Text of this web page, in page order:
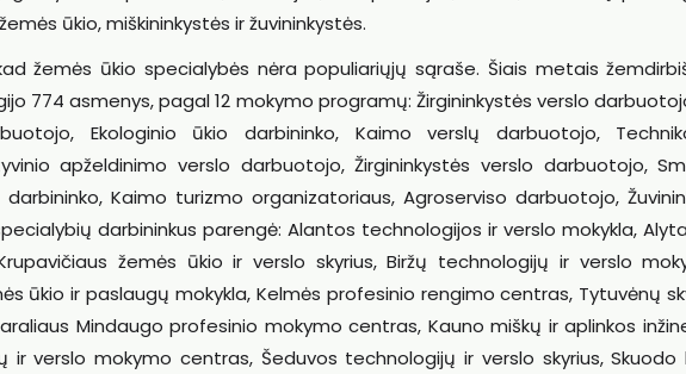
ūkio, miškininkystės ir žuvininkystės.
žemės ūkio specialybės nėra populiariųjų sąraše. Šiais metais
774 asmenys, pagal 12 mokymo programų: Žirgininkystės verslo
Ekologinio ūkio darbininko, Kaimo verslų darbuotojo,
apželdinimo verslo darbuotojo, Žirgininkystės verslo darbuotojo,
darbininko, Kaimo turizmo organizatoriaus, Agroserviso darbuotojo,
darbininkus parengė: Alantos technologijos ir verslo mokykla,
žemės ūkio ir verslo skyrius, Biržų technologijų ir verslo
ūkio ir paslaugų mokykla, Kelmės profesinio rengimo centras, Tytuvėnų
Mindaugo profesinio mokymo centras, Kauno miškų ir aplinkos
ir verslo mokymo centras, Šeduvos technologijų ir verslo skyrius, Skuodo